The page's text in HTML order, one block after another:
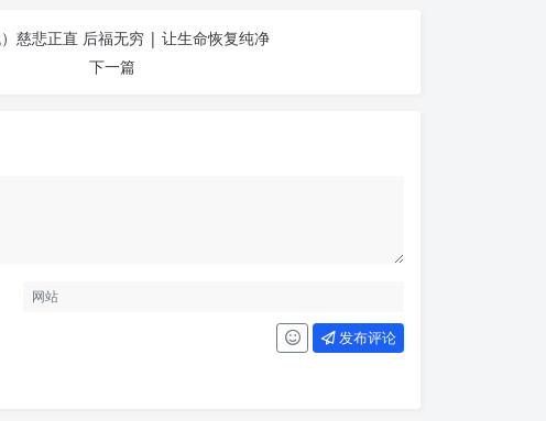
）慈悲正直 后福无穷 | 让生命恢复纯净
下一篇
发布评论